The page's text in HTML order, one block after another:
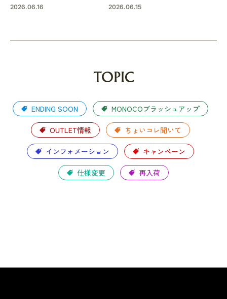
2026.06.16 2026.06.15
TOPIC
ENDING SOON MONOCOブラッシュアップ
OUTLET情報 ちょいコレ聞いて
インフォメーション キャンペーン
仕様変更 再入荷